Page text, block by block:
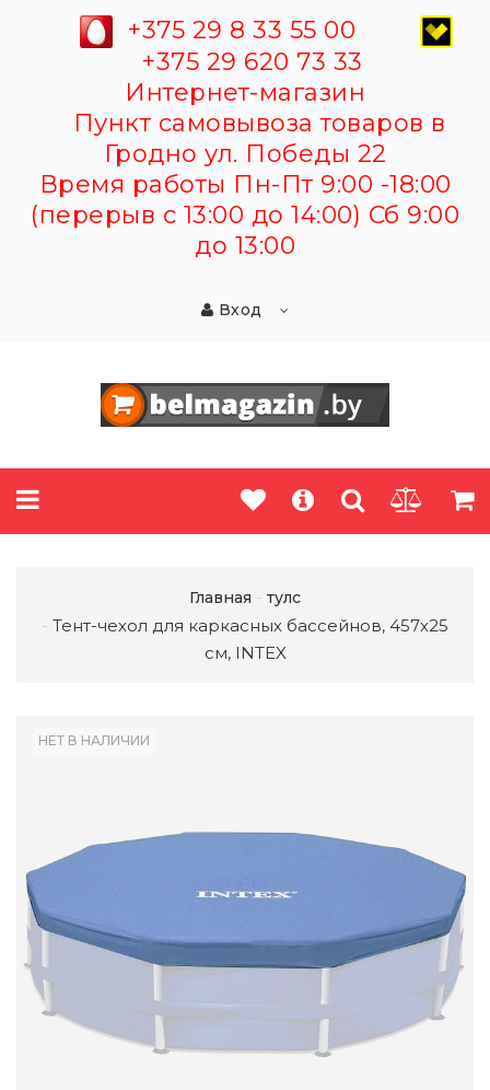
+375 29 8 33 55 00
+375 29 620 73 33
Интернет-магазин
Пункт самовывоза товаров в
Гродно ул. Победы 22
Время работы Пн-Пт 9:00 -18:00
(перерыв с 13:00 до 14:00) Сб 9:00
до 13:00
Вход
Главная тулс
Тент-чехол для каркасных бассейнов, 457х25
см, INTEX
НЕТ В НАЛИЧИИ